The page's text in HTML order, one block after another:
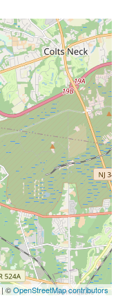
| ©OpenStreetMap contributors